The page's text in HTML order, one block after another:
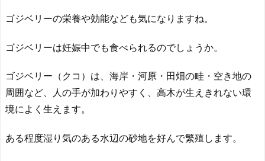
ゴジベリーの栄養や効能なども気になりますね。
ゴジベリーは妊娠中でも食べられるのでしょうか。
ゴジベリー（クコ）は、海岸・河原・田畑の畦・空き地の
周囲など、人の手が加わりやすく、高木が生えきれない環
境によく生えます。
ある程度湿り気のある水辺の砂地を好んで繁殖します。